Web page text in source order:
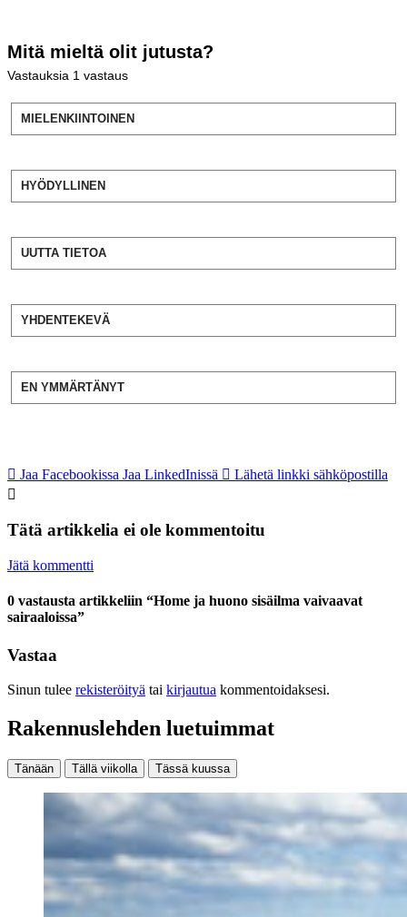
Mitä mieltä olit jutusta?
Vastauksia 1 vastaus
MIELENKIINTOINEN
HYÖDYLLINEN
UUTTA TIETOA
YHDENTEKEVÄ
EN YMMÄRTÄNYT
Jaa Facebookissa Jaa LinkedInissä Lähetä linkki sähköpostilla
Tätä artikkelia ei ole kommentoitu
Jätä kommentti
0 vastausta artikkeliin “Home ja huono sisäilma vaivaavat
sairaaloissa”
Vastaa
Sinun tulee rekisteröityä tai kirjautua kommentoidaksesi.
Rakennuslehden luetuimmat
Tänään Tällä viikolla Tässä kuussa